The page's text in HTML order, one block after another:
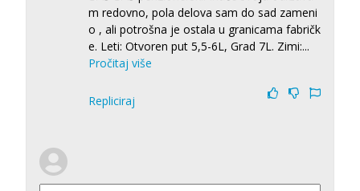
m redovno, pola delova sam do sad zameni
o , ali potrošna je ostala u granicama fabričk
e. Leti: Otvoren put 5,5-6L, Grad 7L. Zimi:...
Pročitaj više
Repliciraj